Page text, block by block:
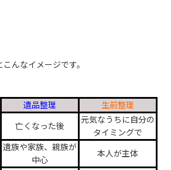
こんなイメージです。
遺品整理 生前整理
亡くなった後
元気なうちに自分の
タイミングで
遺族や家族、親族が
中心
本人が主体